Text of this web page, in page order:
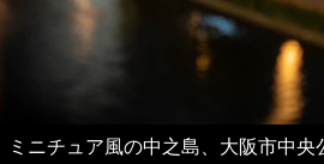
ミニチュア風の中之島、大阪市中